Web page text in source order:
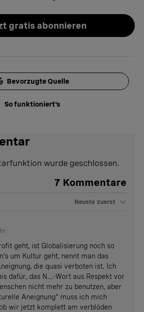
gratis abonnieren
Bevorzugte Quelle
So funktioniert's
wurde geschlossen.
7 Kommentare
Neuste zuerst
geht, ist Globalisierung noch so
um Kultur geht, nennt man das
die quasi verboten ist. Ich
dafür, das N...-Wort aus Respekt vor
nicht mehr zu benutzen, aber
Aneignung" muss ich mich
wir jetzt komplett am verblöden